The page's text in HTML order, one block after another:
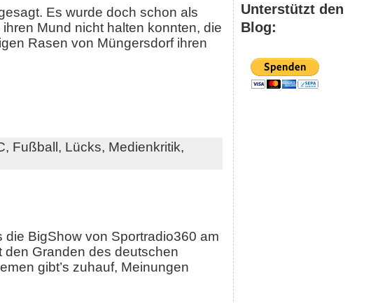
Es wurde doch schon als
Mund nicht halten konnten, die
Rasen von Müngersdorf ihren
Fußball, Lücks, Medienkritik,
BigShow von Sportradio360 am
den Granden des deutschen
gibt’s zuhauf, Meinungen
Unterstützt den
Blog: